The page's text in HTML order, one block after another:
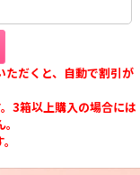
だくと、自動で割引が
3箱以上購入の場合には